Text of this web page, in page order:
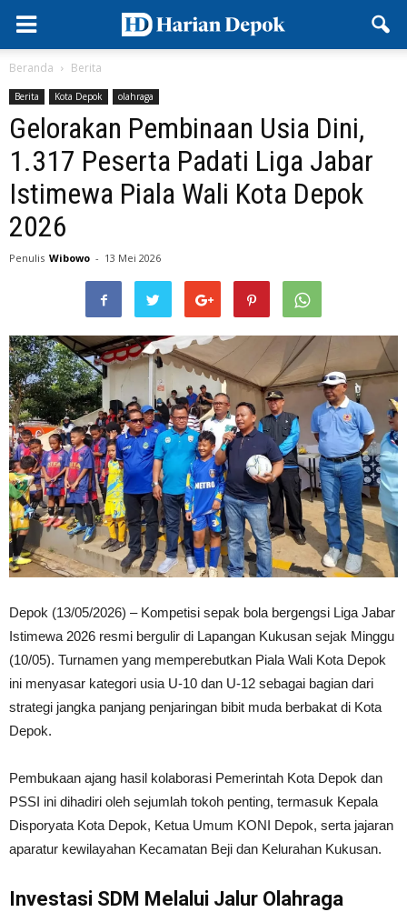
Beranda Berita
Berita Kota Depok olahraga
Gelorakan Pembinaan Usia Dini,
1.317 Peserta Padati Liga Jabar
Istimewa Piala Wali Kota Depok
2026
Penulis Wibowo - 13 Mei 2026
Depok (13/05/2026) – Kompetisi sepak bola bergengsi Liga Jabar
Istimewa 2026 resmi bergulir di Lapangan Kukusan sejak Minggu
(10/05). Turnamen yang memperebutkan Piala Wali Kota Depok
ini menyasar kategori usia U-10 dan U-12 sebagai bagian dari
strategi jangka panjang penjaringan bibit muda berbakat di Kota
Depok.
Pembukaan ajang hasil kolaborasi Pemerintah Kota Depok dan
PSSI ini dihadiri oleh sejumlah tokoh penting, termasuk Kepala
Disporyata Kota Depok, Ketua Umum KONI Depok, serta jajaran
aparatur kewilayahan Kecamatan Beji dan Kelurahan Kukusan.
Investasi SDM Melalui Jalur Olahraga